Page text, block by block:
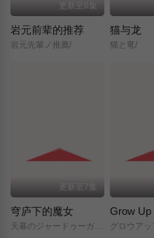
更新至6集
岩元前辈的推荐
岩元先輩ノ推薦/
猫与龙
猫と竜/
更新至7集
穹庐下的魔女
天幕のジャードゥーガル/